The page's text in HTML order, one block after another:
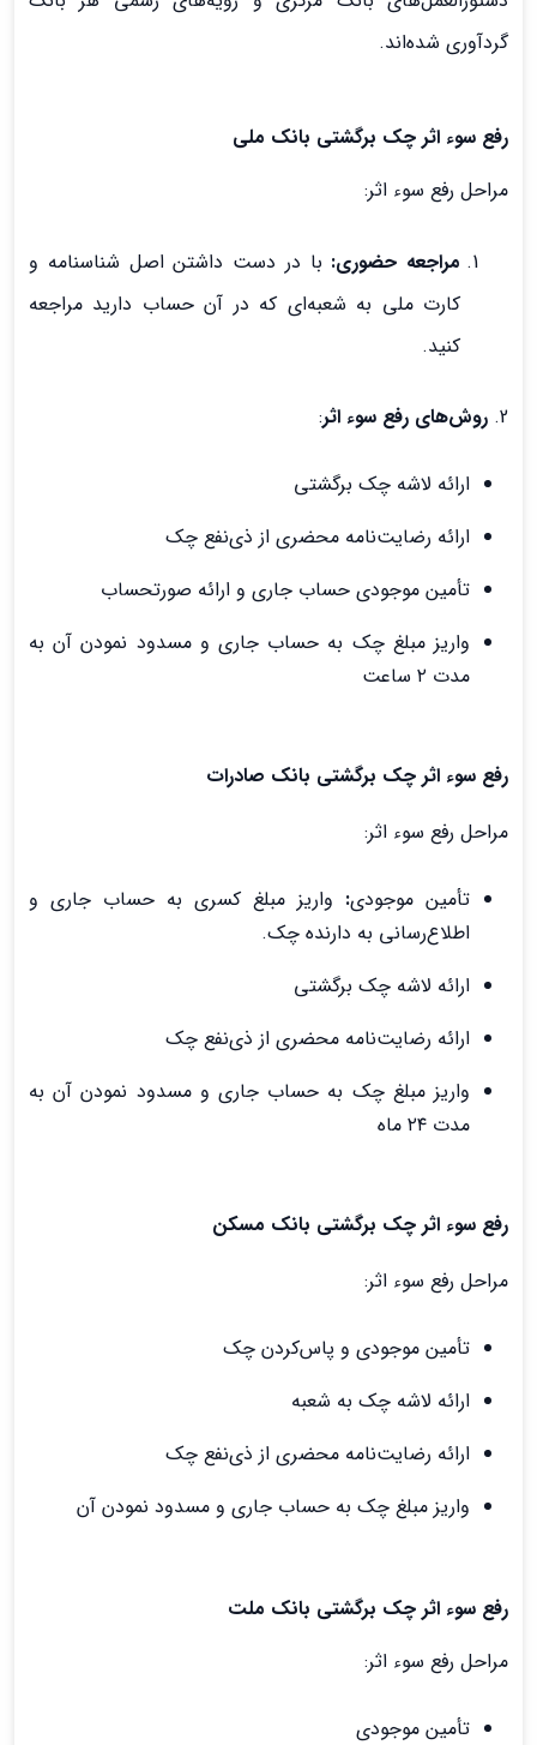
گردآوری شده‌اند.
رفع سوء اثر چک برگشتی بانک ملی
مراحل رفع سوء اثر:
مراجعه حضوری: با در دست داشتن اصل شناسنامه و
کارت ملی به شعبه‌ای که در آن حساب دارید مراجعه
کنید.
2. روش‌های رفع سوء اثر:
ارائه لاشه چک برگشتی
ارائه رضایت‌نامه محضری از ذی‌نفع چک
تأمین موجودی حساب جاری و ارائه صورتحساب
واریز مبلغ چک به حساب جاری و مسدود نمودن آن به
مدت ۲ ساعت
رفع سوء اثر چک برگشتی بانک صادرات
مراحل رفع سوء اثر:
تأمین موجودی: واریز مبلغ کسری به حساب جاری و
اطلاع‌رسانی به دارنده چک.
ارائه لاشه چک برگشتی
ارائه رضایت‌نامه محضری از ذی‌نفع چک
واریز مبلغ چک به حساب جاری و مسدود نمودن آن به
مدت ۲۴ ماه
رفع سوء اثر چک برگشتی بانک مسکن
مراحل رفع سوء اثر:
تأمین موجودی و پاس‌کردن چک
ارائه لاشه چک به شعبه
ارائه رضایت‌نامه محضری از ذی‌نفع چک
واریز مبلغ چک به حساب جاری و مسدود نمودن آن
رفع سوء اثر چک برگشتی بانک ملت
مراحل رفع سوء اثر:
تأمین موجودی